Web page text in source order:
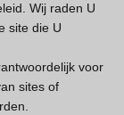
Wij raden U
site die U
voor
sites of